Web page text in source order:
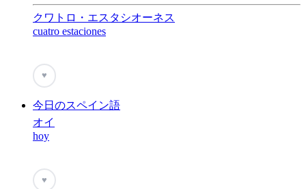
クワトロ・エスタシオーネス
cuatro estaciones
♥
今日のスペイン語
オイ
hoy
♥